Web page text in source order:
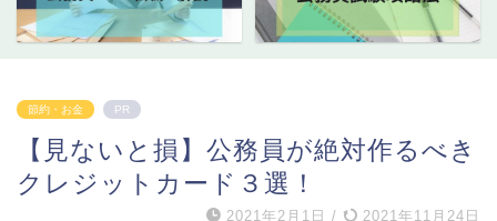
節約・お金 PR
【見ないと損】公務員が絶対作るべき
クレジットカード３選！
2021年2月1日 / 2021年11月24日